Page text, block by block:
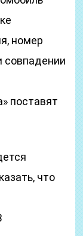
номер
совпадении
поставят
что